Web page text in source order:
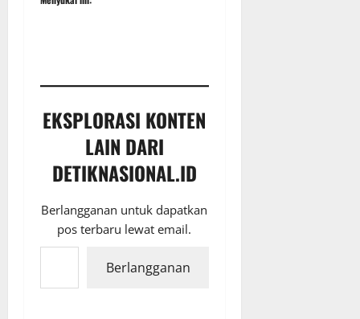
EKSPLORASI KONTEN
LAIN DARI
DETIKNASIONAL.ID
Berlangganan untuk dapatkan
pos terbaru lewat email.
Ketikkan email Anda...
Berlangganan